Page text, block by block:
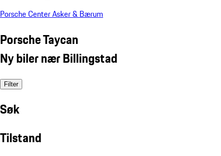
Porsche Center Asker & Bærum
Porsche Taycan
Ny biler nær Billingstad
Filter
Søk
Tilstand